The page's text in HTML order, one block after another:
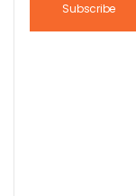
Subscribe